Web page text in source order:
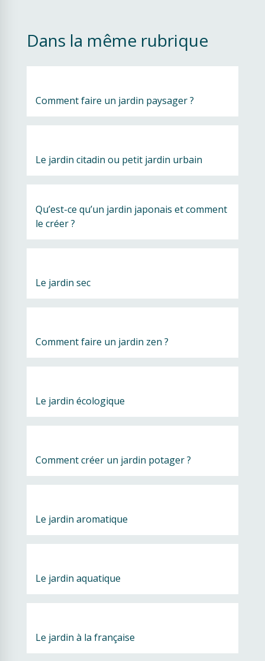
Dans la même rubrique
Comment faire un jardin paysager ?
Le jardin citadin ou petit jardin urbain
Qu’est-ce qu’un jardin japonais et comment
le créer ?
Le jardin sec
Comment faire un jardin zen ?
Le jardin écologique
Comment créer un jardin potager ?
Le jardin aromatique
Le jardin aquatique
Le jardin à la française